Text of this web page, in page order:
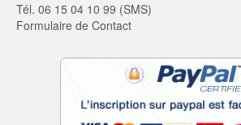
Tél. 06 15 04 10 99 (SMS)
Formulaire de Contact